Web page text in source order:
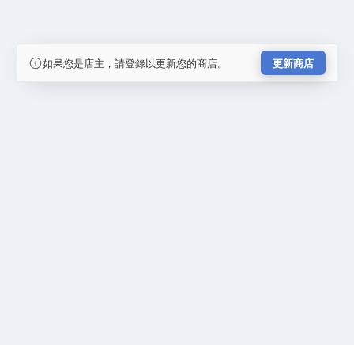
如果您是店主，請登錄以更新您的商店。 更新商店